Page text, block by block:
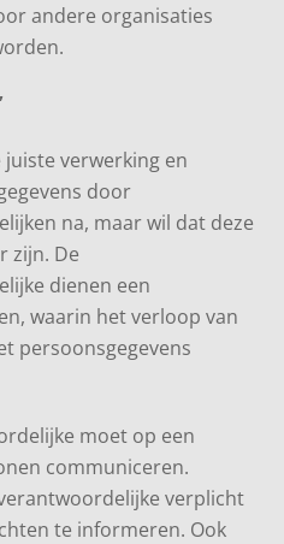
andere organisaties
verwerking en
door
na, maar wil dat deze
zijn. De
dienen een
waarin het verloop van
persoonsgegevens
moet op een
communiceren.
verplicht
te informeren. Ook